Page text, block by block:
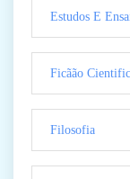
Estudos E
Ficãão
Filosofia